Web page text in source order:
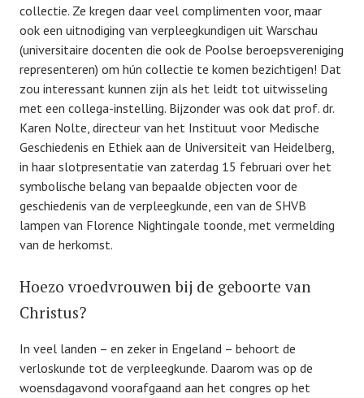
t
2
0
2
0
collectie. Ze kregen daar veel complimenten voor, maar
ook een uitnodiging van verpleegkundigen uit Warschau
(universitaire docenten die ook de Poolse beroepsvereniging
representeren) om hún collectie te komen bezichtigen! Dat
zou interessant kunnen zijn als het leidt tot uitwisseling
met een collega-instelling. Bijzonder was ook dat prof. dr.
Karen Nolte, directeur van het Instituut voor Medische
Geschiedenis en Ethiek aan de Universiteit van Heidelberg,
in haar slotpresentatie van zaterdag 15 februari over het
symbolische belang van bepaalde objecten voor de
geschiedenis van de verpleegkunde, een van de SHVB
lampen van Florence Nightingale toonde, met vermelding
van de herkomst.
Hoezo vroedvrouwen bij de geboorte van
Christus?
In veel landen – en zeker in Engeland – behoort de
verloskunde tot de verpleegkunde. Daarom was op de
woensdagavond voorafgaand aan het congres op het